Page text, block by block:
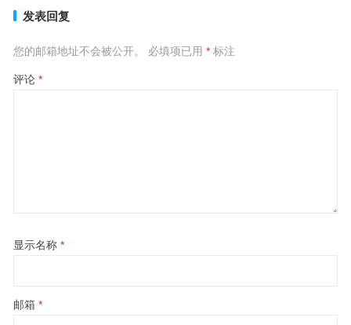
发表回复
您的邮箱地址不会被公开。 必填项已用 *标注
评论 *
显示名称 *
邮箱 *